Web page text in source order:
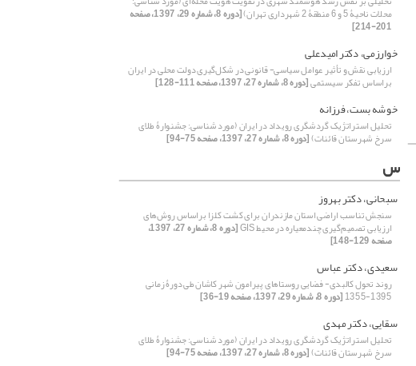
محلات ناحیۀ 5 و 6 منطقۀ 2 شهرداری تهران) [دوره 8، شماره 29، 1397، صفحه
201-214]
خوارزمی، دکتر امید‌علی
ارزیابی نقش و تأثیر عوامل سیاسی- قانونی در شکل‌گیری دولت محلی در ایران
بر‌اساس تفکر سیستمی[دوره 8، شماره 27، 1397، صفحه 111-128]
خوشه بست، فرزانه
تحلیل استراتژیک گردشگری رویداد در ایران (مورد شناسی: جشنوارۀ طلای
سرخ شهرستان قائنات)[دوره 8، شماره 27، 1397، صفحه 75-94]
س
سبحانی، دکتر بهروز
سنجش تناسب اراضی استان مازندران برای کشت کلزا براساس روش‌‌های
ارزیابی تصمیم‌‌گیری چندمعیاره در محیط GIS [دوره 8، شماره 27، 1397،
صفحه 129-148]
سعیدی، دکتر عباس
روند تحول کالبدی- فضایی روستاهای پیرامون شهر کاشان طی دورۀ زمانی
1395-1355 [دوره 8، شماره 29، 1397، صفحه 19-36]
سقایی، دکتر مهدی
تحلیل استراتژیک گردشگری رویداد در ایران (مورد شناسی: جشنوارۀ طلای
سرخ شهرستان قائنات)[دوره 8، شماره 27، 1397، صفحه 75-94]